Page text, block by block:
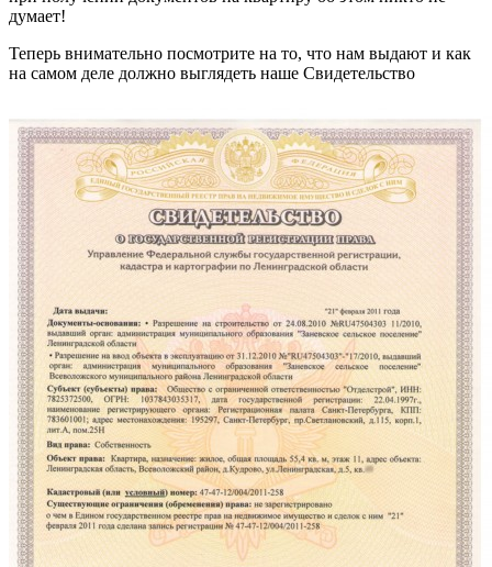
думает!
Теперь внимательно посмотрите на то, что нам выдают и как
на самом деле должно выглядеть наше Свидетельство